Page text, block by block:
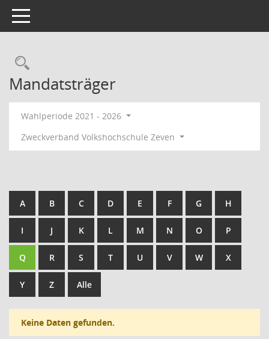
Toggle navigation
Rechercheauswahl
Mandatsträger
Wahlperiode 2021 - 2026
Zweckverband Volkshochschule Zeven
A B C D E F G H
I J K L M N O P
Q R S T U V W X
Y Z Alle
Keine Daten gefunden.